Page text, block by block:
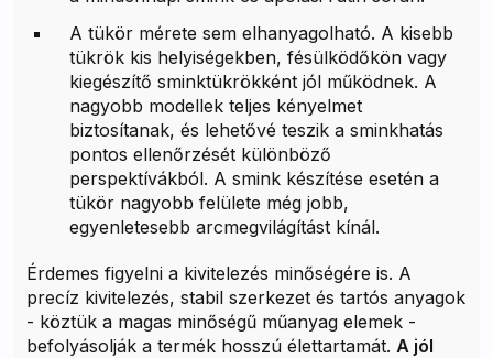
A tükör mérete sem elhanyagolható. A kisebb
tükrök kis helyiségekben, fésülködőkön vagy
kiegészítő sminktükrökként jól működnek. A
nagyobb modellek teljes kényelmet
biztosítanak, és lehetővé teszik a sminkhatás
pontos ellenőrzését különböző
perspektívákból. A smink készítése esetén a
tükör nagyobb felülete még jobb,
egyenletesebb arcmegvilágítást kínál.
Érdemes figyelni a kivitelezés minőségére is. A
precíz kivitelezés, stabil szerkezet és tartós anyagok
- köztük a magas minőségű műanyag elemek -
befolyásolják a termék hosszú élettartamát. A jól